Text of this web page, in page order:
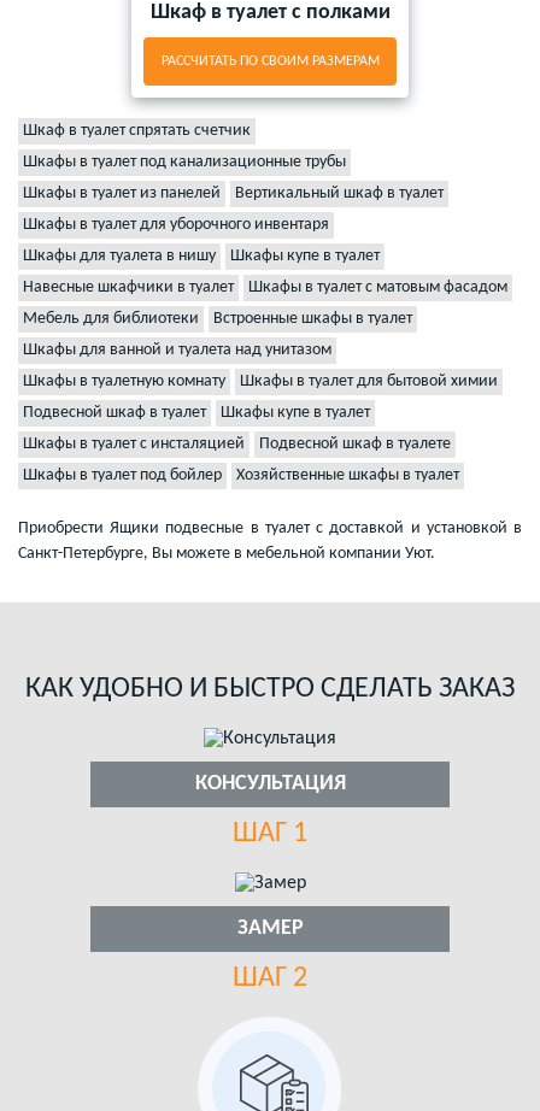
Шкаф в туалет с полками
РАССЧИТАТЬ ПО СВОИМ РАЗМЕРАМ
Шкаф в туалет спрятать счетчик
Шкафы в туалет под канализационные трубы
Шкафы в туалет из панелей
Вертикальный шкаф в туалет
Шкафы в туалет для уборочного инвентаря
Шкафы для туалета в нишу
Шкафы купе в туалет
Навесные шкафчики в туалет
Шкафы в туалет с матовым фасадом
Мебель для библиотеки
Встроенные шкафы в туалет
Шкафы для ванной и туалета над унитазом
Шкафы в туалетную комнату
Шкафы в туалет для бытовой химии
Подвесной шкаф в туалет
Шкафы купе в туалет
Шкафы в туалет с инсталяцией
Подвесной шкаф в туалете
Шкафы в туалет под бойлер
Хозяйственные шкафы в туалет
Приобрести Ящики подвесные в туалет с доставкой и установкой в
Санкт-Петербурге, Вы можете в мебельной компании Уют.
КАК УДОБНО И БЫСТРО СДЕЛАТЬ ЗАКАЗ
КОНСУЛЬТАЦИЯ
ШАГ 1
ЗАМЕР
ШАГ 2